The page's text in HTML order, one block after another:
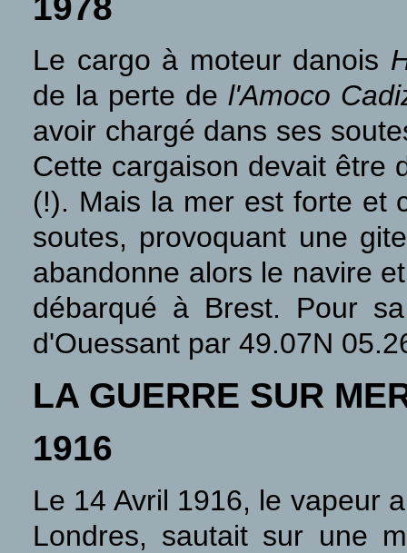
Le cargo à moteur danois
de la perte del'Amoco
avoir chargé dans ses
Cette cargaison devait être
(!). Mais la mer est forte et
soutes, provoquant une
abandonne alors le navire
débarqué à Brest. Pour
d'Ouessant par 49.07N
LA GUERRE SUR
1916
Le 14 Avril 1916, le vapeur
Londres, sautait sur une